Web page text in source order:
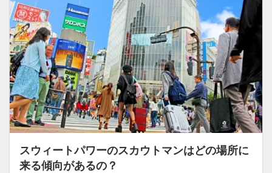
スウィートパワーのスカウトマンはどの場所に
来る傾向があるの？